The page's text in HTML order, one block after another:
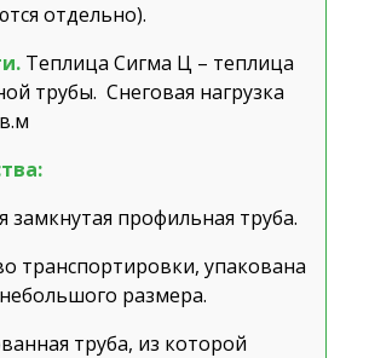
отдельно).
Теплица Сигма Ц – теплица
трубы. Снеговая нагрузка
замкнутая профильная труба.
транспортировки, упакована
размера.
труба, из которой